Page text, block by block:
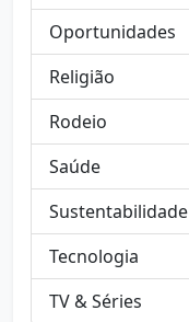
Oportunidades
Religião
Rodeio
Saúde
Sustentabilidade
Tecnologia
TV & Séries